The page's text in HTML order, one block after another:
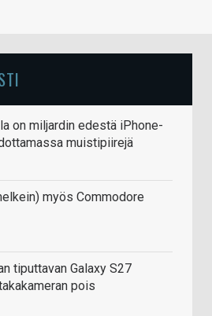
on miljardin edestä iPhone-
muistipiirejä
myös Commodore
tiputtavan Galaxy S27
pois